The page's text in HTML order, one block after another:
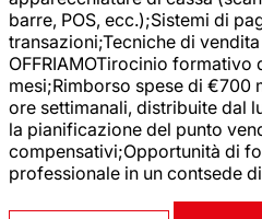
barre, POS, ecc.);Sistemi di
transazioni;Tecniche di
OFFRIAMOTirocinio formativo
mesi;Rimborso spese di €700
ore settimanali, distribuite dal
la pianificazione del punto
compensativi;Opportunità di
professionale in un contsede